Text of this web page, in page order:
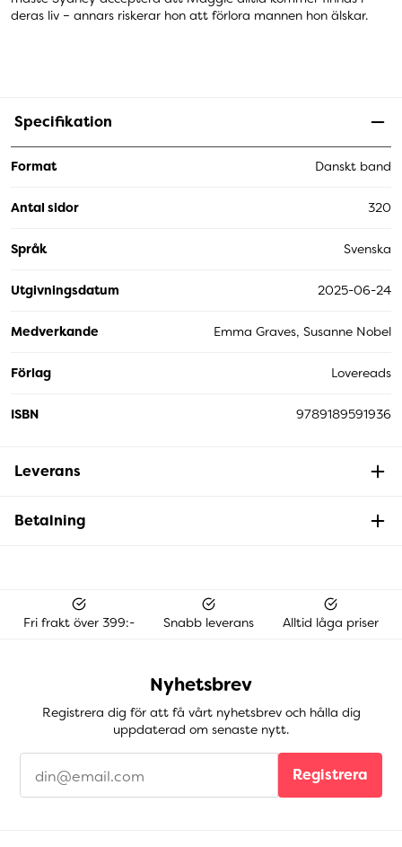
deras liv – annars riskerar hon att förlora mannen hon älskar.
Specifikation
Format Danskt band
Antal sidor 320
Språk Svenska
Utgivningsdatum 2025-06-24
Medverkande Emma Graves, Susanne Nobel
Förlag Lovereads
ISBN 9789189591936
Leverans
Betalning
Fri frakt över 399:- Snabb leverans Alltid låga priser
Nyhetsbrev
Registrera dig för att få vårt nyhetsbrev och hålla dig
uppdaterad om senaste nytt.
Registrera